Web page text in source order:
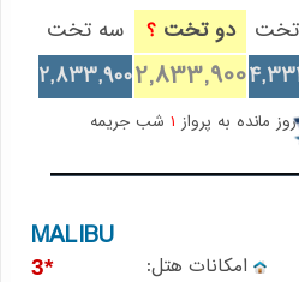
دو تخت؟
سه تخت
2,833,900
2,833,900
روز مانده به پرواز شب جریمه
MALIBU
امکانات هتل: *3